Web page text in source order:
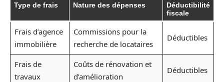
Type de frais Nature des dépenses
Déductibilité
fiscale
Frais d’agence
immobilière
Commissions pour la
recherche de locataires
Déductibles
Frais de
travaux
Coûts de rénovation et
d’amélioration
Déductibles